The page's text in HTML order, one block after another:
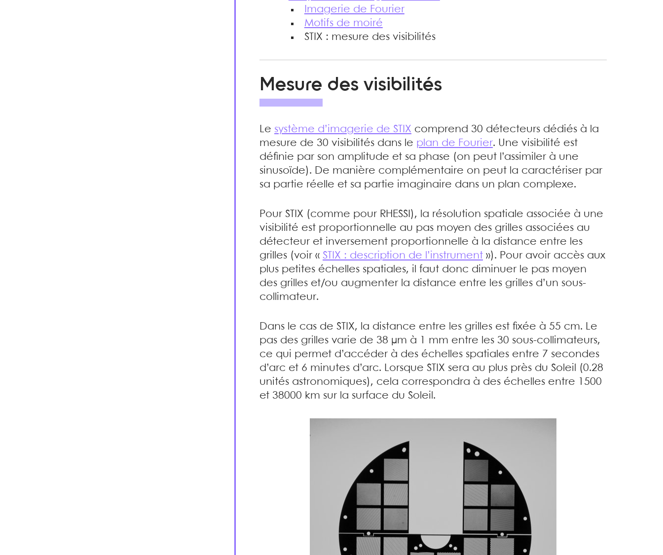
Imagerie de Fourier
Motifs de moiré
STIX : mesure des visibilités
Mesure des visibilités
Le système d’imagerie de STIX comprend 30 détecteurs dédiés à la
mesure de 30 visibilités dans le plan de Fourier. Une visibilité est
définie par son amplitude et sa phase (on peut l’assimiler à une
sinusoïde). De manière complémentaire on peut la caractériser par
sa partie réelle et sa partie imaginaire dans un plan complexe.
Pour STIX (comme pour RHESSI), la résolution spatiale associée à une
visibilité est proportionnelle au pas moyen des grilles associées au
détecteur et inversement proportionnelle à la distance entre les
grilles (voir « STIX : description de l’instrument »). Pour avoir accès aux
plus petites échelles spatiales, il faut donc diminuer le pas moyen
des grilles et/ou augmenter la distance entre les grilles d’un sous-
collimateur.
Dans le cas de STIX, la distance entre les grilles est fixée à 55 cm. Le
pas des grilles varie de 38 µm à 1 mm entre les 30 sous-collimateurs,
ce qui permet d’accéder à des échelles spatiales entre 7 secondes
d’arc et 6 minutes d’arc. Lorsque STIX sera au plus près du Soleil (0.28
unités astronomiques), cela correspondra à des échelles entre 1500
et 38000 km sur la surface du Soleil.